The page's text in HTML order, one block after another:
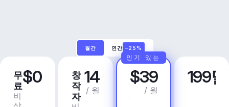
월간 연간 –25%
무
료
비
$0
창
작
자
14
/ 월
프
로
$39
/ 월
인기 있는
비
즈
199